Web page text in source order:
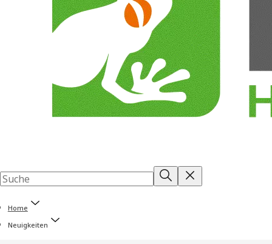
Home
Neuigkeiten